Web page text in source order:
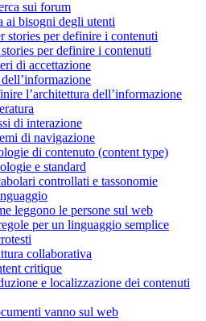
sui forum
ai bisogni degli utenti
stories per definire i contenuti
per definire i contenuti
di accettazione
l’architettura dell’informazione
di interazione
di navigazione
di contenuto (content type)
e standard
controllati e tassonomie
leggono le persone sul web
per un linguaggio semplice
collaborativa
critique
e localizzazione dei contenuti
vanno sul web